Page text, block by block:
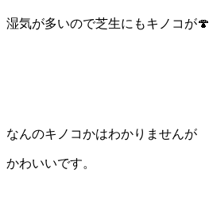
湿気が多いので芝生にもキノコが🍄
なんのキノコかはわかりませんが
かわいいです。